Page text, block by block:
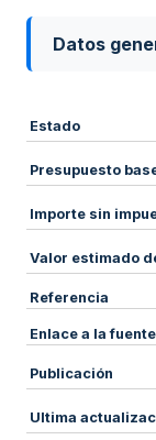
Datos
Estado
Presupuesto
Importe sin
Valor estimado
Referencia
Enlace a la
Publicación
Ultima